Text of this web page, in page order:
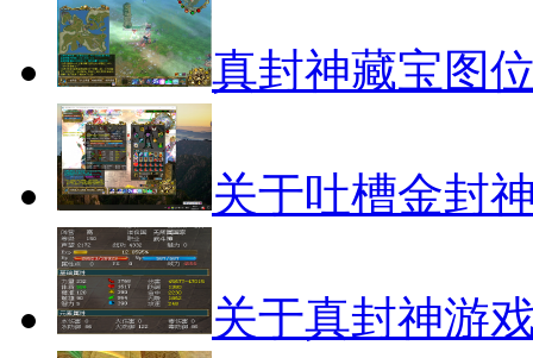
真封神藏宝图
关于吐槽金封
关于真封神游